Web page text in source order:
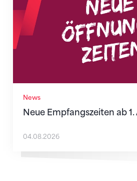
News
Neue Empfangszeiten ab
04.08.2026